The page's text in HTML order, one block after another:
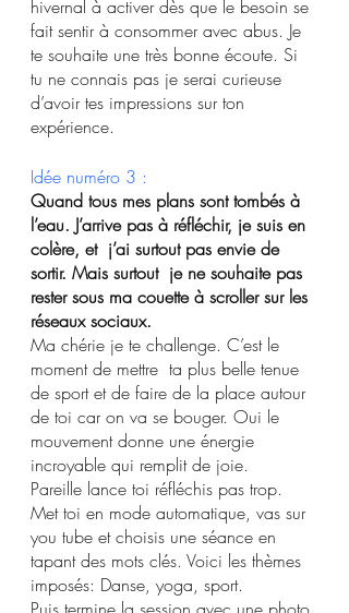
hivernal à activer dès que le besoin se
fait sentir à consommer avec abus. Je
te souhaite une très bonne écoute. Si
tu ne connais pas je serai curieuse
d’avoir tes impressions sur ton
expérience.
Idée numéro 3 :
Quand tous mes plans sont tombés à
l’eau. J’arrive pas à réfléchir, je suis en
colère, et  j’ai surtout pas envie de
sortir. Mais surtout  je ne souhaite pas
rester sous ma couette à scroller sur les
réseaux sociaux.
Ma chérie je te challenge. C’est le
moment de mettre  ta plus belle tenue
de sport et de faire de la place autour
de toi car on va se bouger. Oui le
mouvement donne une énergie
incroyable qui remplit de joie.
Pareille lance toi réfléchis pas trop.
Met toi en mode automatique, vas sur
you tube et choisis une séance en
tapant des mots clés. Voici les thèmes
imposés: Danse, yoga, sport.